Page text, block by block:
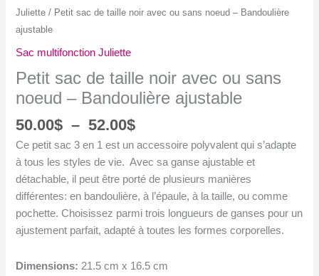
Juliette / Petit sac de taille noir avec ou sans noeud – Bandoulière
ajustable
Sac multifonction Juliette
Petit sac de taille noir avec ou sans
noeud – Bandoulière ajustable
50.00$ – 52.00$Plage
de
prix :
50.00$
à
52.00$
Ce petit sac 3 en 1 est un accessoire polyvalent qui s’adapte
à tous les styles de vie. Avec sa ganse ajustable et
détachable, il peut être porté de plusieurs manières
différentes: en bandoulière, à l’épaule, à la taille, ou comme
pochette. Choisissez parmi trois longueurs de ganses pour un
ajustement parfait, adapté à toutes les formes corporelles.
Dimensions: 21.5 cm x 16.5 cm